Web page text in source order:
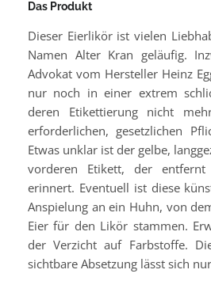
Das Produkt
Dieser Eierlikör ist vielen
Namen Alter Kran geläufig.
Advokat vom Hersteller Heinz
nur noch in einer extrem
deren Etikettierung nicht
erforderlichen, gesetzlichen
Etwas unklar ist der gelbe,
vorderen Etikett, der
erinnert. Eventuell ist diese
Anspielung an ein Huhn, von
Eier für den Likör stammen.
der Verzicht auf Farbstoffe.
sichtbare Absetzung lässt sich